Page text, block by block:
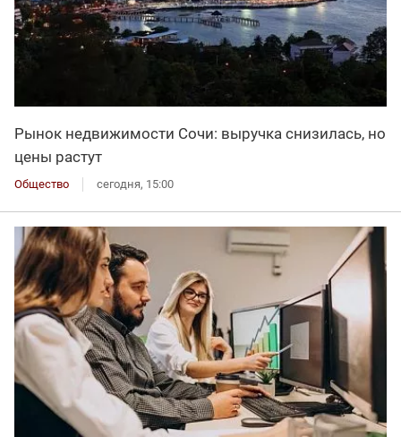
Рынок недвижимости Сочи: выручка снизилась, но
цены растут
Общество сегодня, 15:00